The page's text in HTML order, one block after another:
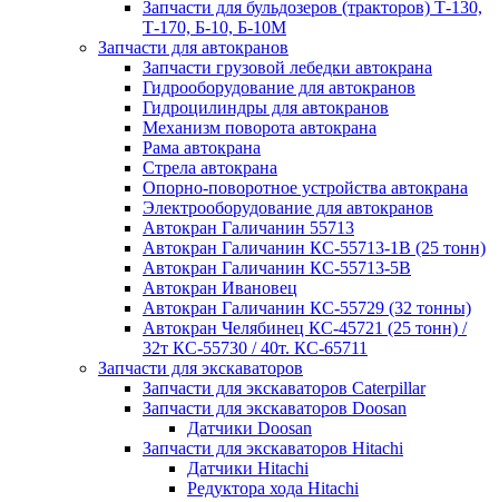
Запчасти для бульдозеров (тракторов) Т-130,
Т-170, Б-10, Б-10М
Запчасти для автокранов
Запчасти грузовой лебедки автокрана
Гидрооборудование для автокранов
Гидроцилиндры для автокранов
Механизм поворота автокрана
Рама автокрана
Стрела автокрана
Опорно-поворотное устройства автокрана
Электрооборудование для автокранов
Автокран Галичанин 55713
Автокран Галичанин КС-55713-1В (25 тонн)
Автокран Галичанин КС-55713-5В
Автокран Ивановец
Автокран Галичанин КС-55729 (32 тонны)
Автокран Челябинец КС-45721 (25 тонн) /
32т КС-55730 / 40т. КС-65711
Запчасти для экскаваторов
Запчасти для экскаваторов Caterpillar
Запчасти для экскаваторов Doosan
Датчики Doosan
Запчасти для экскаваторов Hitachi
Датчики Hitachi
Редуктора хода Hitachi